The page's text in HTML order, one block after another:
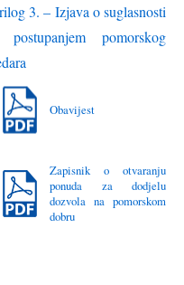
3. – Izjava o suglasnosti
pomorskog
Obavijest
Zapisnik o otvaranju
ponuda za dodjelu
dozvola na pomorskom
dobru